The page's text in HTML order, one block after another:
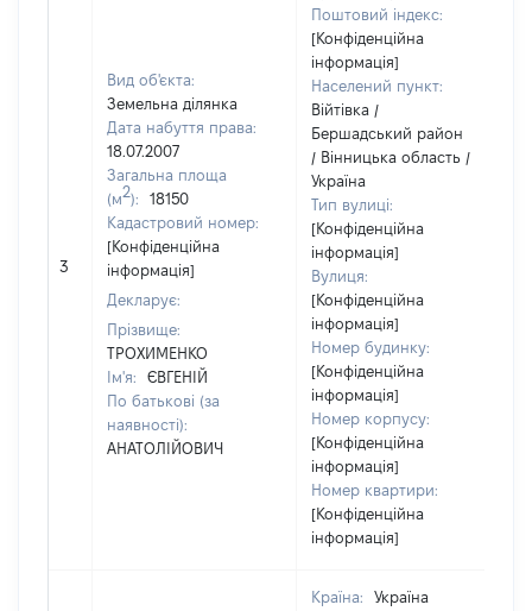
3
Вид об'єкта:
Земельна ділянка
Дата набуття права:
18.07.2007
Загальна площа
(м2):
18150
Кадастровий номер:
[Конфіденційна
інформація]
Декларує:
Прізвище:
ТРОХИМЕНКО
Ім'я:
ЄВГЕНІЙ
По батькові (за
наявності):
АНАТОЛІЙОВИЧ
Поштовий індекс:
[Конфіденційна
інформація]
Населений пункт:
Війтівка /
Бершадський район
/ Вінницька область /
Україна
Тип вулиці:
[Конфіденційна
інформація]
Вулиця:
[Конфіденційна
інформація]
Номер будинку:
[Конфіденційна
інформація]
Номер корпусу:
[Конфіденційна
інформація]
Номер квартири:
[Конфіденційна
інформація]
Країна:
Україна